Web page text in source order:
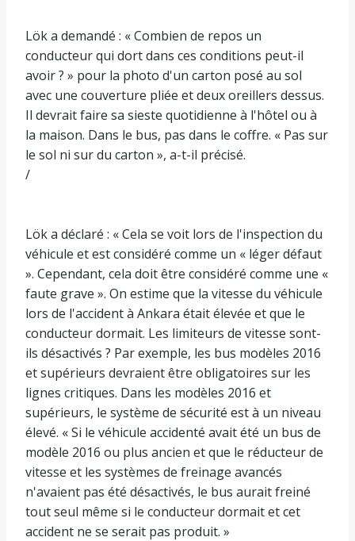
Lök a demandé : « Combien de repos un
conducteur qui dort dans ces conditions peut-il
avoir ? » pour la photo d'un carton posé au sol
avec une couverture pliée et deux oreillers dessus.
Il devrait faire sa sieste quotidienne à l'hôtel ou à
la maison. Dans le bus, pas dans le coffre. « Pas sur
le sol ni sur du carton », a-t-il précisé.
/
Lök a déclaré : « Cela se voit lors de l'inspection du
véhicule et est considéré comme un « léger défaut
». Cependant, cela doit être considéré comme une «
faute grave ». On estime que la vitesse du véhicule
lors de l'accident à Ankara était élevée et que le
conducteur dormait. Les limiteurs de vitesse sont-
ils désactivés ? Par exemple, les bus modèles 2016
et supérieurs devraient être obligatoires sur les
lignes critiques. Dans les modèles 2016 et
supérieurs, le système de sécurité est à un niveau
élevé. « Si le véhicule accidenté avait été un bus de
modèle 2016 ou plus ancien et que le réducteur de
vitesse et les systèmes de freinage avancés
n'avaient pas été désactivés, le bus aurait freiné
tout seul même si le conducteur dormait et cet
accident ne se serait pas produit. »